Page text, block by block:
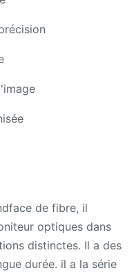
de fibre, il
optiques dans
distinctes. Il a des
durée. il a la série